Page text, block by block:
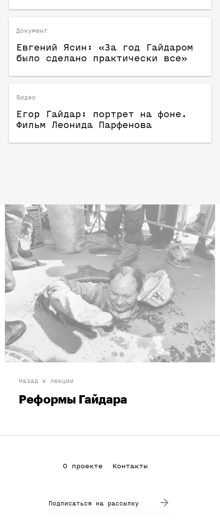
Документ
Евгений Ясин: «За год Гайдаром
было сделано практически все»
Видео
Егор Гайдар: портрет на фоне.
Фильм Леонида Парфенова
Назад к лекции
Реформы Гайдара
О проекте Контакты
Подписаться на рассылку